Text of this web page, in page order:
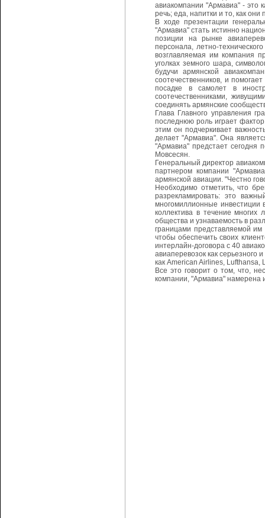
авиакомпании "Армавиа" - это
речь; еда, напитки и то, как
В ходе презентации
"Армавиа" стать истинно
позиции на рынке
персонала, летно-
возглавляемая им компания
уголках земного шара,
будучи армянской
соотечественников, и
посадке в самолет в
соотечественниками,
соединять армянские
Глава Главного управления
последнюю роль играет
этим он подчеркивает
делает "Армавиа". Она
"Армавиа" предстает сегодня
Мовсесян.
Генеральный директор
партнером компании
армянской авиации. "Честно
Необходимо отметить, что
разрекламировать: это
многомиллионные инвестиции
коллектива в течение многих
общества и узнаваемость в
границами представляемой им
чтобы обеспечить своих
интерлайн-договора с 40
авиаперевозок как серьезного
как American Airlines, Lufthansa,
Все это говорит о том, что,
компании, "Армавиа" намерена